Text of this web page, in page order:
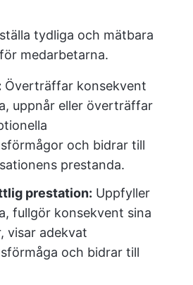
tydliga och mätbara
medarbetarna.
Överträffar konsekvent
uppnår eller överträffar
och bidrar till
prestanda.
prestation: Uppfyller
fullgör konsekvent sina
visar adekvat
och bidrar till